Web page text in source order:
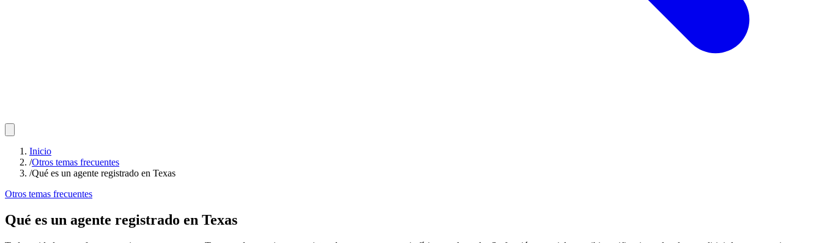
Inicio
/Otros temas frecuentes
/Qué es un agente registrado en Texas
Otros temas frecuentes
Qué es un agente registrado en Texas